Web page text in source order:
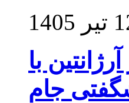
1405
جهانی ۲۰۲۶/ دیدار آرژانتین با
جام